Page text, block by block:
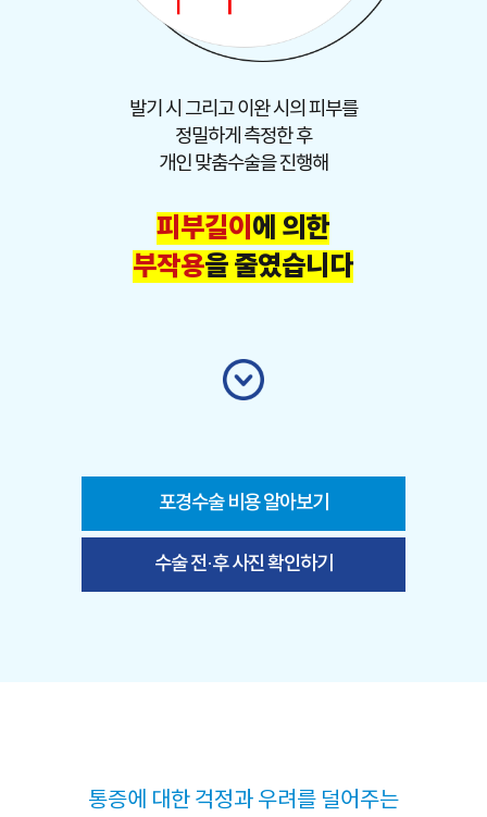
발기 시 그리고 이완 시의 피부를
정밀하게 측정한 후
개인 맞춤수술을 진행해
피부길이 에 의한
부작용을 줄였습니다
포경수술 비용 알아보기
수술 전·후 사진 확인하기
통증에 대한 걱정과 우려를 덜어주는